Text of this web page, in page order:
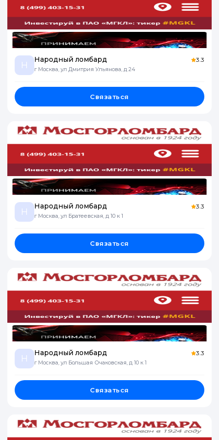
Н
Народный ломбард
г Москва, ул Дмитрия Ульянова, д 24
3.3
Связаться
Н
Народный ломбард
г Москва, ул Братеевская, д 10 к 1
3.3
Связаться
Н
Народный ломбард
г Москва, ул Большая Очаковская, д 10 к 1
3.3
Связаться